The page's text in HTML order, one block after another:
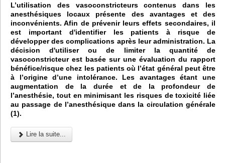
L’utilisation des vasoconstricteurs contenus dans les
anesthésiques locaux présente des avantages et des
inconvénients. Afin de prévenir leurs effets secondaires, il
est important d'identifier les patients à risque de
développer des complications après leur administration. La
décision d'utiliser ou de limiter la quantité de
vasoconstricteur est basée sur une évaluation du rapport
bénéfice/risque chez les patients où l’état général peut être
à l’origine d’une intolérance. Les avantages étant une
augmentation de la durée et de la profondeur de
l’anesthésie, tout en minimisant les risques de toxicité liée
au passage de l’anesthésique dans la circulation générale
(1).
Lire la suite...